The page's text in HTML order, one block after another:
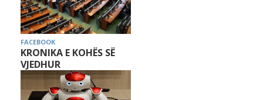
FACEBOOK
KRONIKA E KOHËS SË
VJEDHUR